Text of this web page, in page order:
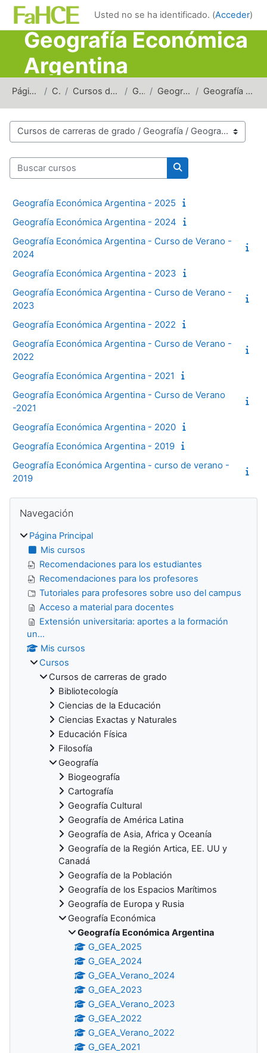
Salta al contenido principal
Usted no se ha identificado. (Acceder)
Geografía Económica
Argentina
Página Principal Cursos Cursos de carreras de grado Geografía Geografía Económica Geografía Económica Argentina
Categorías
Buscar cursos
Buscar cursos
Geografía Económica Argentina - 2025
Geografía Económica Argentina - 2024
Geografía Económica Argentina - Curso de Verano -
2024
Geografía Económica Argentina - 2023
Geografía Económica Argentina - Curso de Verano -
2023
Geografía Económica Argentina - 2022
Geografía Económica Argentina - Curso de Verano -
2022
Geografía Económica Argentina - 2021
Geografía Económica Argentina - Curso de Verano
-2021
Geografía Económica Argentina - 2020
Geografía Económica Argentina - 2019
Geografía Económica Argentina - curso de verano -
2019
Bloques
Navegación
Página Principal
Mis cursos
Recomendaciones para los estudiantes
Recomendaciones para los profesores
Tutoriales para profesores sobre uso del campus
Acceso a material para docentes
Extensión universitaria: aportes a la formación
un...
Mis cursos
Cursos
Cursos de carreras de grado
Bibliotecología
Ciencias de la Educación
Ciencias Exactas y Naturales
Educación Física
Filosofía
Geografía
Biogeografía
Cartografía
Geografía Cultural
Geografía de América Latina
Geografía de Asia, Africa y Oceanía
Geografía de la Región Artica, EE. UU y
Canadá
Geografía de la Población
Geografía de los Espacios Marítimos
Geografía de Europa y Rusia
Geografía Económica
Geografía Económica Argentina
G_GEA_2025
G_GEA_2024
G_GEA_Verano_2024
G_GEA_2023
G_GEA_Verano_2023
G_GEA_2022
G_GEA_Verano_2022
G_GEA_2021